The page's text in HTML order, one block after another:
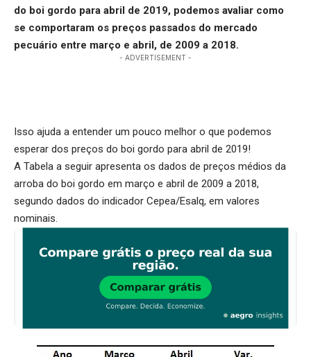
do boi gordo para abril de 2019, podemos avaliar como
se comportaram os preços passados do mercado
pecuário entre março e abril, de 2009 a 2018.
- ADVERTISEMENT -
Isso ajuda a entender um pouco melhor o que podemos
esperar dos preços do boi gordo para abril de 2019!
A Tabela a seguir apresenta os dados de preços médios da
arroba do boi gordo em março e abril de 2009 a 2018,
segundo dados do indicador Cepea/Esalq, em valores
nominais.